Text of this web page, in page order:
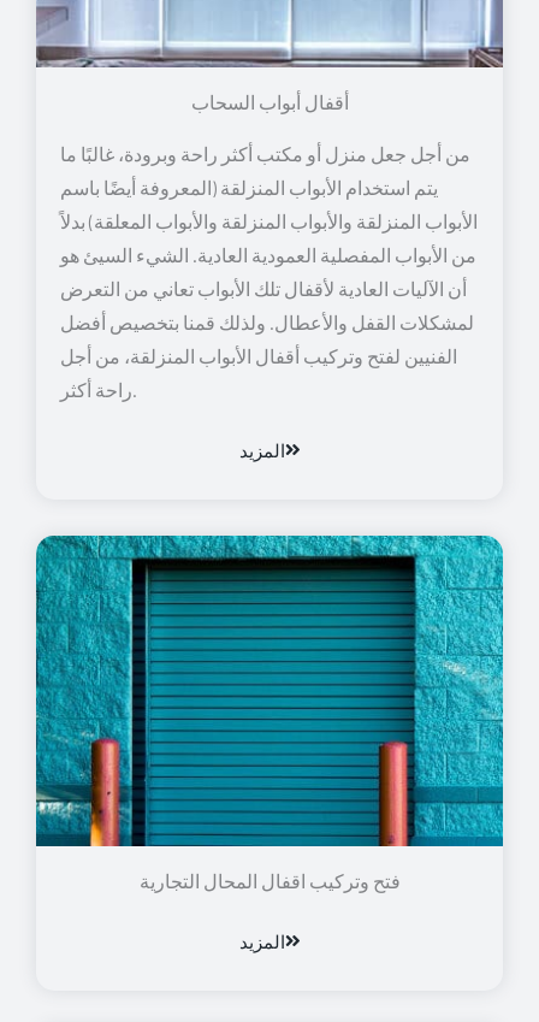
أقفال أبواب السحاب
من أجل جعل منزل أو مكتب أكثر راحة وبرودة، غالبًا ما
يتم استخدام الأبواب المنزلقة (المعروفة أيضًا باسم
الأبواب المنزلقة والأبواب المنزلقة والأبواب المعلقة) بدلاً
من الأبواب المفصلية العمودية العادية. الشيء السيئ هو
أن الآليات العادية لأقفال تلك الأبواب تعاني من التعرض
لمشكلات القفل والأعطال. ولذلك قمنا بتخصيص أفضل
الفنيين لفتح وتركيب أقفال الأبواب المنزلقة، من أجل
راحة أكثر.
المزيد
فتح وتركيب اقفال المحال التجارية
المزيد